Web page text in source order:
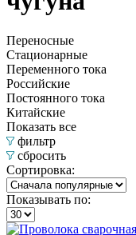
Переносные
Стационарные
Переменного тока
Российские
Постоянного тока
Китайские
Показать все
фильтр
сбросить
Сортировка:
Показывать по: